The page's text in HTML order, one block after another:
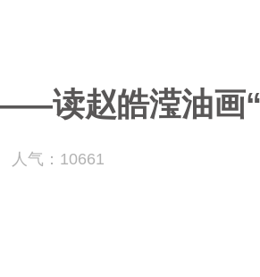
读赵皓滢油画
人气：10661